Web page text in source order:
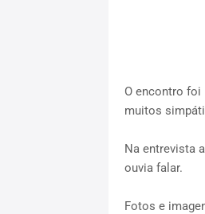
O encontro foi
muitos
Na entrevista
ouvia falar.
Fotos e